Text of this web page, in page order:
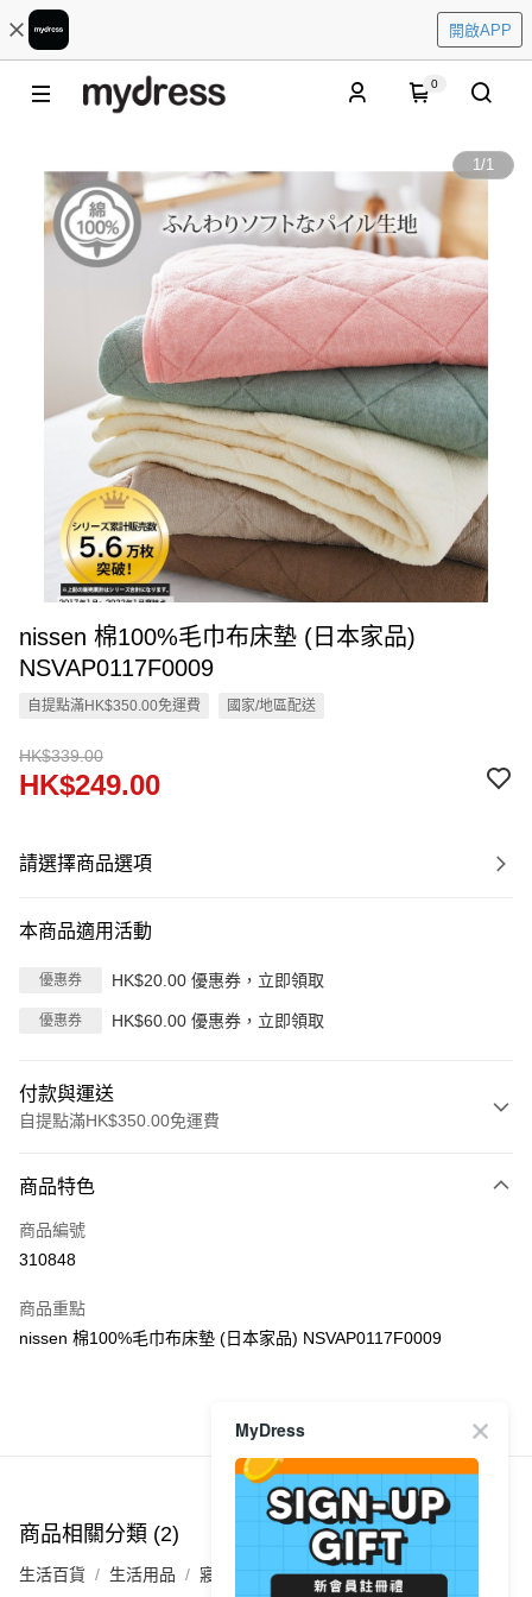
開啟APP
0
1/1
nissen 棉100%毛巾布床墊 (日本家品)
NSVAP0117F0009
自提點滿HK$350.00免運費 國家/地區配送
HK$339.00
HK$249.00
請選擇商品選項
本商品適用活動
優惠券 HK$20.00 優惠券，立即領取
優惠券 HK$60.00 優惠券，立即領取
付款與運送
自提點滿HK$350.00免運費
信用卡
Apple Pay
PayMe
每筆HK$40.00，滿HK$350.00或以上免運費
付款後順豐站及營業點
每筆HK$40.00，滿HK$350.00或以上免運費
商品特色
商品編號
310848
商品重點
nissen 棉100%毛巾布床墊 (日本家品) NSVAP0117F0009
商品推薦
商品相關分類 (2)
生活百貨 生活用品 寢室用品
MyDress